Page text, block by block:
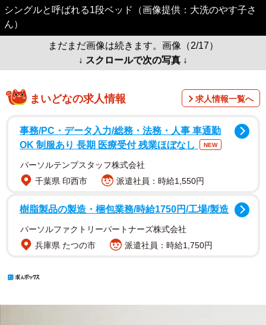
シングルと呼ばれる1段ベッド（画像提供：大洗のやす子さ
ん）
まだまだ画像は続きます。画像（2/17）
↓ スクロールで次の写真 ↓
まいどなの求人情報 求人情報一覧へ
事務/PC・データ入力/総務・法務・人事 車通勤
OK 制服あり 長期 医療受付 残業ほぼなし
NEW
パーソルテンプスタッフ株式会社
千葉県 印西市
派遣社員：時給1,550円
樹脂製品の製造・梱包業務/時給1750円/工場/製造
パーソルファクトリーパートナーズ株式会社
兵庫県 たつの市
派遣社員：時給1,750円